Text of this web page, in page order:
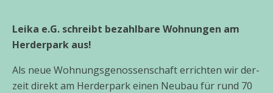
Leika e.G. schreibt bezahl­ba­re Wohnungen am
Herderpark aus!
Als neue Wohnungsgenossenschaft errich­ten wir der­
zeit direkt am Herderpark einen Neubau für rund 70